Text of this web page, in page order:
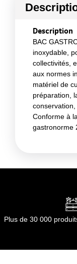
Description
BAC
inoxydable,
collectivités,
aux normes
matériel de
préparation,
Conforme à
gastronorme
Plus de 30 000